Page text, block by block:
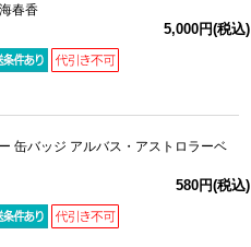
春香
5,000円(税込)
缶バッジ アルバス・アストロラーベ
580円(税込)